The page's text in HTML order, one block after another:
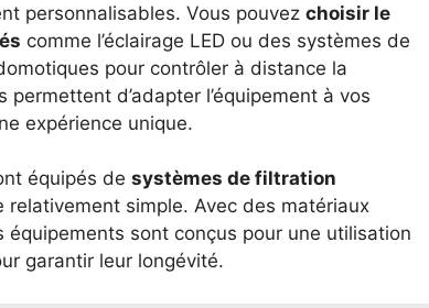
personnalisables. Vous pouvez choisir le
comme l’éclairage LED ou des systèmes de
pour contrôler à distance la
d’adapter l’équipement à vos
expérience unique.
équipés de systèmes de filtration
relativement simple. Avec des matériaux
sont conçus pour une utilisation
garantir leur longévité.